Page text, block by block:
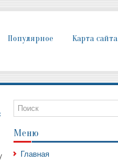
Популярное Карта сайта
Меню
Главная